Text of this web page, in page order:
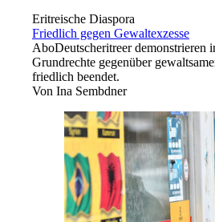
Eritreische Diaspora
Friedlich gegen Gewaltexzesse
AboDeutscheritreer demonstrieren
Grundrechte gegenüber
friedlich beendet.
Von Ina Sembdner